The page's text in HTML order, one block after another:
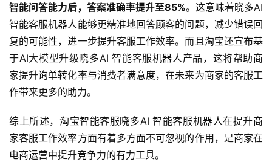
智能问答能力后，答案准确率提升至85%。这意味着晓多AI
智能客服机器人能够更精准地回答顾客的问题，减少错误回
复的可能性，进一步提升客服工作效率。而且淘宝还宣布基
于AI大模型升级晓多AI 智能客服机器人产品，这将帮助商
家提升询单转化率与消费者满意度，在未来为商家的客服工
作带来更多的助力。
综上所述，淘宝智能客服晓多AI 智能客服机器人在提升商
家客服工作效率方面有着多方面不可忽视的作用，是商家在
电商运营中提升竞争力的有力工具。